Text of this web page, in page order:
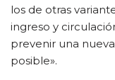
los de otras
ingreso y
prevenir una
posible».